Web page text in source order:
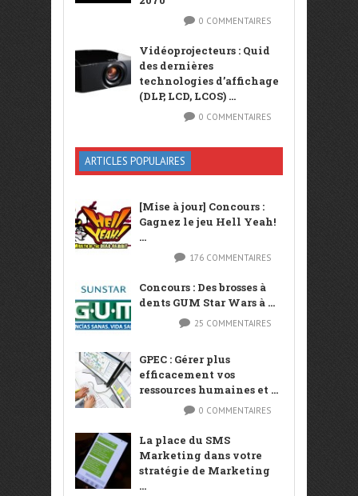
0 COMMENTAIRES
Vidéoprojecteurs : Quid
des dernières
technologies d’affichage
(DLP, LCD, LCOS) ...
0 COMMENTAIRES
ARTICLES POPULAIRES
[Mise à jour] Concours :
Gagnez le jeu Hell Yeah!
...
176 COMMENTAIRES
Concours : Des brosses à
dents GUM Star Wars à ...
25 COMMENTAIRES
GPEC : Gérer plus
efficacement vos
ressources humaines et ...
0 COMMENTAIRES
La place du SMS
Marketing dans votre
stratégie de Marketing
...